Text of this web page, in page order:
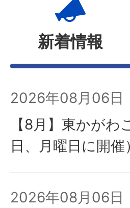
新着情報
2026年08月06日
【8月】東かが
日、月曜日に開催）
2026年08月06日